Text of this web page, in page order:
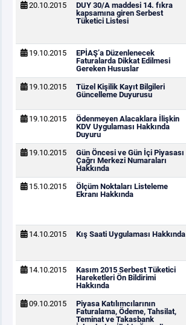
20.10.2015
DUY 30/A maddesi 14. fıkra
kapsamına giren Serbest
Tüketici Listesi
19.10.2015
EPİAŞ’a Düzenlenecek
Faturalarda Dikkat Edilmesi
Gereken Hususlar
19.10.2015
Tüzel Kişilik Kayıt Bilgileri
Güncelleme Duyurusu
19.10.2015
Ödenmeyen Alacaklara İlişkin
KDV Uygulaması Hakkında
Duyuru
19.10.2015
Gün Öncesi ve Gün İçi Piyasası
Çağrı Merkezi Numaraları
Hakkında
15.10.2015
Ölçüm Noktaları Listeleme
Ekranı Hakkında
14.10.2015 Kış Saati Uygulaması Hakkında
14.10.2015
Kasım 2015 Serbest Tüketici
Hareketleri Ön Bildirimi
Hakkında
09.10.2015
Piyasa Katılımcılarının
Faturalama, Ödeme, Tahsilat,
Teminat ve Takasbank